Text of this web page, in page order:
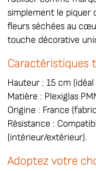
simplement le piquer
fleurs séchées au
touche décorative
Caractéristiques
Hauteur : 15 cm
Matière : Plexiglas
Origine : France
Résistance :
(intérieur/extérieur).
Adoptez votre